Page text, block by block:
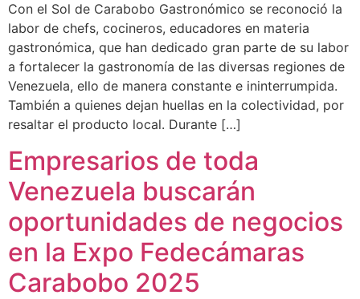
Con el Sol de Carabobo Gastronómico se reconoció la
labor de chefs, cocineros, educadores en materia
gastronómica, que han dedicado gran parte de su labor
a fortalecer la gastronomía de las diversas regiones de
Venezuela, ello de manera constante e ininterrumpida.
También a quienes dejan huellas en la colectividad, por
resaltar el producto local. Durante […]
Empresarios de toda
Venezuela buscarán
oportunidades de negocios
en la Expo Fedecámaras
Carabobo 2025